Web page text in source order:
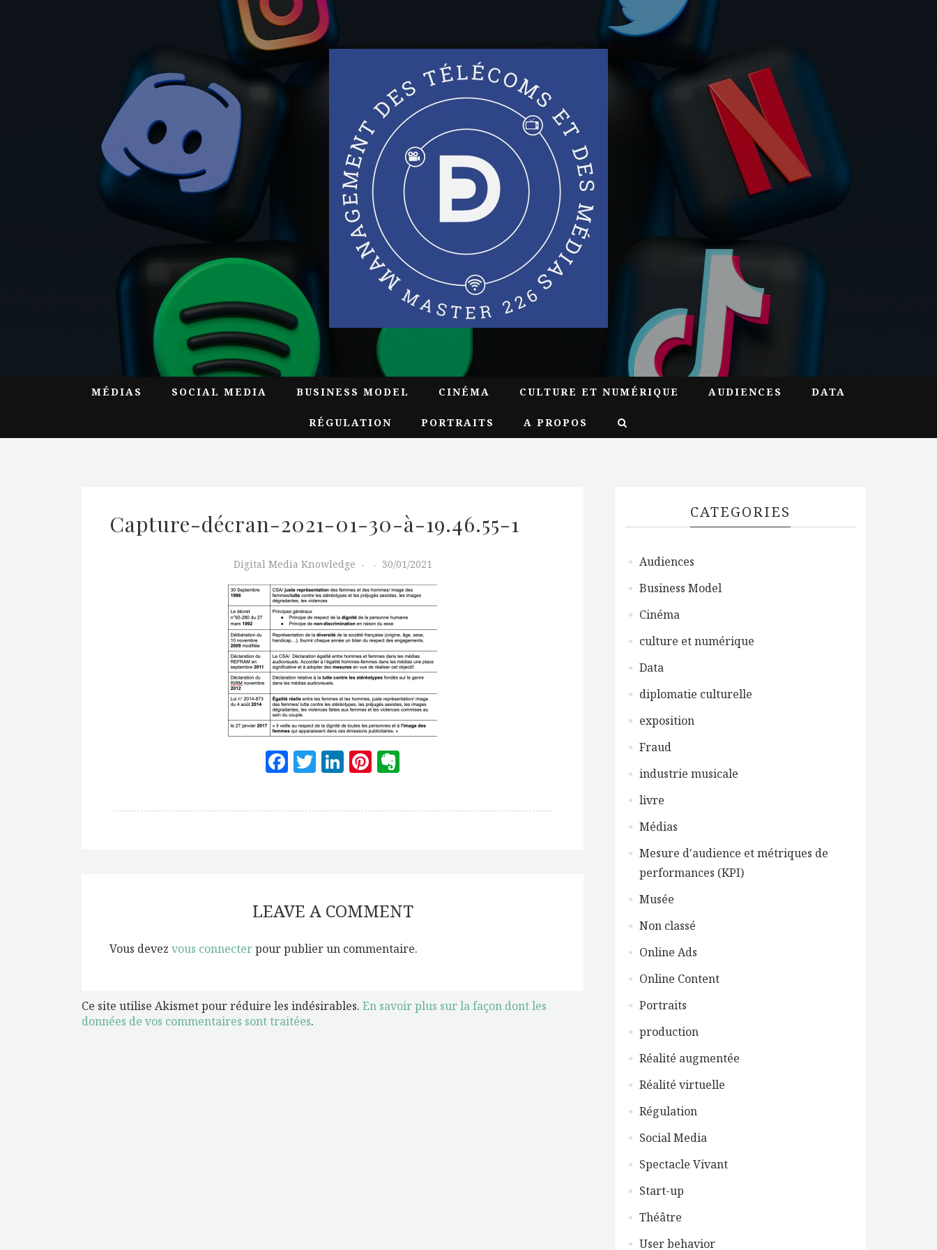
MÉDIAS SOCIAL MEDIA BUSINESS MODEL CINÉMA CULTURE ET NUMÉRIQUE AUDIENCES DATA
RÉGULATION PORTRAITS A PROPOS
Capture-décran-2021-01-30-à-19.46.55-1
Digital Media Knowledge 30/01/2021
Facebook
Twitter
LinkedIn
Pinterest
LEAVE A COMMENT
Vous devez vous connecterpour publier un commentaire.
Ce site utilise Akismet pour réduire les indésirables. En savoir plus sur la façon dont les
données de vos commentaires sont traitées.
CATEGORIES
Audiences
Business Model
Cinéma
culture et numérique
Data
diplomatie culturelle
exposition
Fraud
industrie musicale
livre
Médias
Mesure d'audience et métriques de
performances (KPI)
Musée
Non classé
Online Ads
Online Content
Portraits
production
Réalité augmentée
Réalité virtuelle
Régulation
Social Media
Spectacle Vivant
Start-up
Théâtre
User behavior